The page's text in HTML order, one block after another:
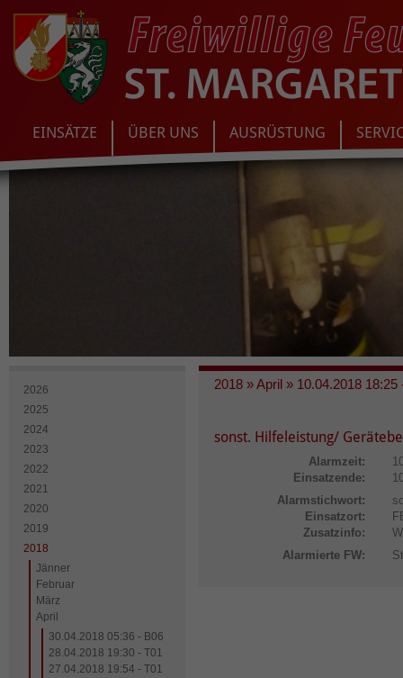
EINSÄTZE ÜBER UNS AUSRÜSTUNG
2026
2025
2024
2023
2022
2021
2020
2019
2018
Jänner
Februar
März
April
30.04.2018 05:36 - B06
28.04.2018 19:30 - T01
27.04.2018 19:54 - T01
2018 »April » 10.04.2018 18:25
sonst. Hilfeleistung/
Alarmzeit:
Einsatzende:
Alarmstichwort:
Einsatzort:
Zusatzinfo:
Alarmierte FW: